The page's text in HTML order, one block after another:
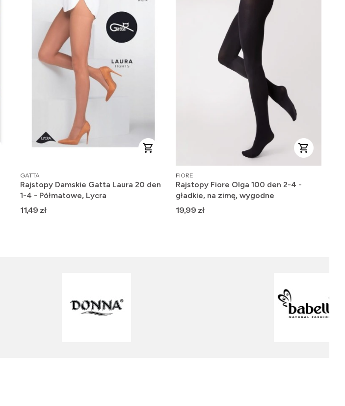
PRODUCENT
GATTA
Rajstopy Damskie Gatta Laura 20 den
1-4 - Półmatowe, Lycra
Cena
11,49 zł
PRODUCENT
FIORE
Rajstopy Fiore Olga 100 den 2-4 -
gładkie, na zimę, wygodne
Cena
19,99 zł